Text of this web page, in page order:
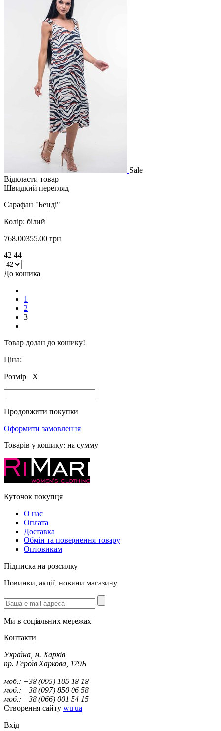
Sale
Відкласти товар
Швидкий перегляд
Сарафан "Бенді"
Колір: білий
768.00355.00 грн
42 44
До кошика
1
2
3
Товар додан до кошику!
Ціна:
Розмір
X
Продовжити покупки
Оформити замовлення
Товарів у кошику: на сумму
Куточок покупця
О нас
Оплата
Доставка
Обмін та повернення товару
Оптовикам
Підписка на розсилку
Новинки, акції, новини магазину
Ми в соціальних мережах
Контакти
Україна, м. Харків
пр. Героїв Харкова, 179Б
моб.: +38 (095) 105 18 18
моб.: +38 (097) 850 06 58
моб.: +38 (066) 001 54 15
Створення сайту wu.ua
Вхід